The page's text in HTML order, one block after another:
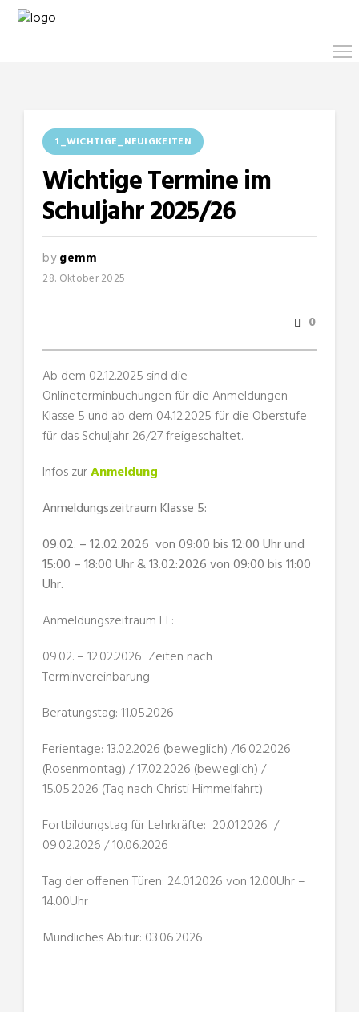
1_WICHTIGE_NEUIGKEITEN
Wichtige Termine im
Schuljahr 2025/26
bygemm
28. Oktober 2025
0
Ab dem 02.12.2025 sind die
Onlineterminbuchungen für die Anmeldungen
Klasse 5 und ab dem 04.12.2025 für die Oberstufe
für das Schuljahr 26/27 freigeschaltet.
Infos zurAnmeldung
Anmeldungszeitraum Klasse 5:
09.02. – 12.02.2026 von 09:00 bis 12:00 Uhr und
15:00 – 18:00 Uhr & 13.02:2026 von 09:00 bis 11:00
Uhr.
Anmeldungszeitraum EF:
09.02. – 12.02.2026 Zeiten nach
Terminvereinbarung
Beratungstag: 11.05.2026
Ferientage: 13.02.2026 (beweglich) /16.02.2026
(Rosenmontag) / 17.02.2026 (beweglich) /
15.05.2026 (Tag nach Christi Himmelfahrt)
Fortbildungstag für Lehrkräfte: 20.01.2026 /
09.02.2026 / 10.06.2026
Tag der offenen Türen: 24.01.2026 von 12.00Uhr –
14.00Uhr
Mündliches Abitur: 03.06.2026